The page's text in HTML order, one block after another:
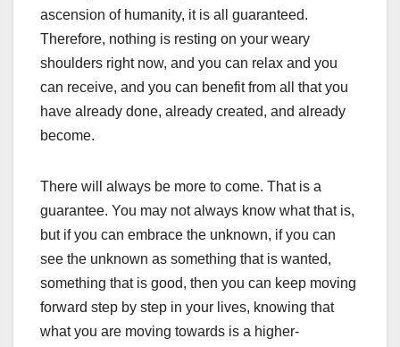
ascension of humanity, it is all guaranteed.
Therefore, nothing is resting on your weary
shoulders right now, and you can relax and you
can receive, and you can benefit from all that you
have already done, already created, and already
become.
There will always be more to come. That is a
guarantee. You may not always know what that is,
but if you can embrace the unknown, if you can
see the unknown as something that is wanted,
something that is good, then you can keep moving
forward step by step in your lives, knowing that
what you are moving towards is a higher-